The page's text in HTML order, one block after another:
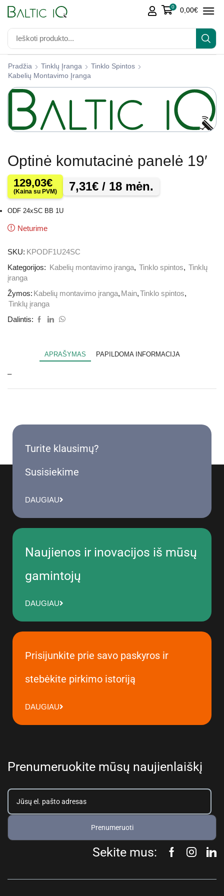
0 0,00€
Pradžia Tinklų Įranga
Tinklo Spintos
Kabelių Montavimo Įranga
Optinė komutacinė panelė 19′
129,03€
(Kaina su PVM) 7,31€ / 18 mėn.
ODF 24xSC BB 1U
Neturime
SKU: KPODF1U24SC
Kategorijos: Kabelių montavimo įranga, Tinklo spintos, Tinklų
įranga
Žymos: Kabelių montavimo įranga, Main,Tinklo spintos,
Tinklų įranga
Dalintis:
APRAŠYMAS PAPILDOMA INFORMACIJA
–
Turite klausimų?
Susisiekime
DAUGIAU
Naujienos ir inovacijos iš mūsų
gamintojų
DAUGIAU
Prisijunkite prie savo paskyros ir
stebėkite pirkimo istoriją
DAUGIAU
Prenumeruokite mūsų naujienlaiškį
Prenumeruoti
Sekite mus: